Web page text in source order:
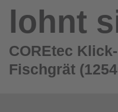
lohnt
COREtec
Fischgrät